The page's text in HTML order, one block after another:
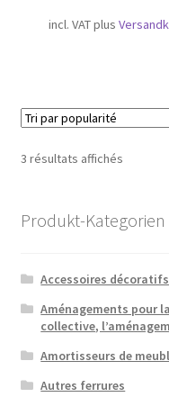
incl. VATplus
3 résultats affichésTrié
Produkt-Kategorien
Accessoires décoratifs
Aménagements pour
collective,
Amortisseurs de
Autres ferrures